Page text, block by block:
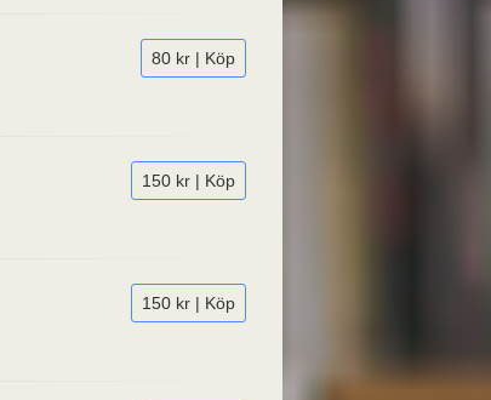
80 kr | Köp
150 kr | Köp
150 kr | Köp